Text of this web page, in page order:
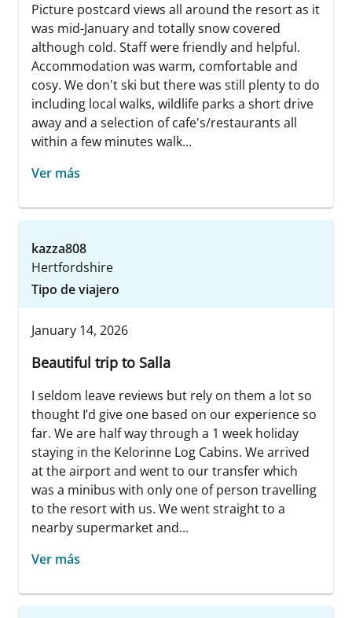
Picture postcard views all around the resort as it
was mid-January and totally snow covered
although cold. Staff were friendly and helpful.
Accommodation was warm, comfortable and
cosy. We don't ski but there was still plenty to do
including local walks, wildlife parks a short drive
away and a selection of cafe's/restaurants all
within a few minutes walk...
Ver más
kazza808
Hertfordshire
Tipo de viajero
January 14, 2026
Beautiful trip to Salla
I seldom leave reviews but rely on them a lot so
thought I’d give one based on our experience so
far. We are half way through a 1 week holiday
staying in the Kelorinne Log Cabins. We arrived
at the airport and went to our transfer which
was a minibus with only one of person travelling
to the resort with us. We went straight to a
nearby supermarket and...
Ver más